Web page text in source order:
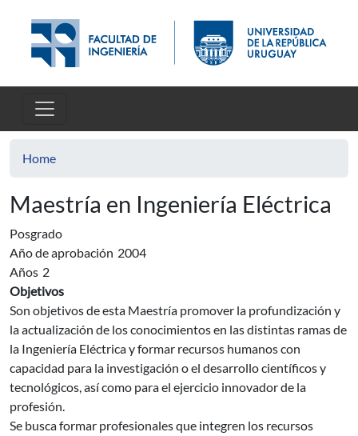
Home
Maestría en Ingeniería Eléctrica
Posgrado
Año de aprobación 2004
Años 2
Objetivos
Son objetivos de esta Maestría promover la profundización y
la actualización de los conocimientos en las distintas ramas de
la Ingeniería Eléctrica y formar recursos humanos con
capacidad para la investigación o el desarrollo científicos y
tecnológicos, así como para el ejercicio innovador de la
profesión.
Se busca formar profesionales que integren los recursos